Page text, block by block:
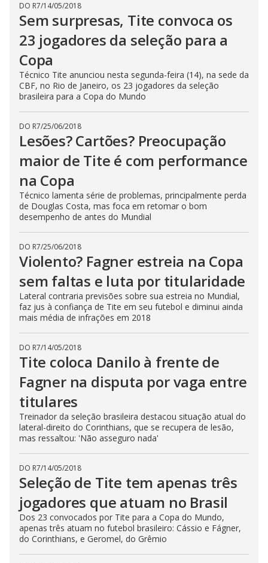
DO R7/14/05/2018
Sem surpresas, Tite convoca os
23 jogadores da seleção para a
Copa
Técnico Tite anunciou nesta segunda-feira (14), na sede da
CBF, no Rio de Janeiro, os 23 jogadores da seleção
brasileira para a Copa do Mundo
DO R7/25/06/2018
Lesões? Cartões? Preocupação
maior de Tite é com performance
na Copa
Técnico lamenta série de problemas, principalmente perda
de Douglas Costa, mas foca em retomar o bom
desempenho de antes do Mundial
DO R7/25/06/2018
Violento? Fagner estreia na Copa
sem faltas e luta por titularidade
Lateral contraria previsões sobre sua estreia no Mundial,
faz jus à confiança de Tite em seu futebol e diminui ainda
mais média de infrações em 2018
DO R7/14/05/2018
Tite coloca Danilo à frente de
Fagner na disputa por vaga entre
titulares
Treinador da seleção brasileira destacou situação atual do
lateral-direito do Corinthians, que se recupera de lesão,
mas ressaltou: 'Não asseguro nada'
DO R7/14/05/2018
Seleção de Tite tem apenas três
jogadores que atuam no Brasil
Dos 23 convocados por Tite para a Copa do Mundo,
apenas três atuam no futebol brasileiro: Cássio e Fágner,
do Corinthians, e Geromel, do Grêmio